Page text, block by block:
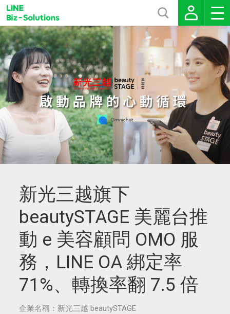
新光三越旗下
beautySTAGE 美麗台推
動 e 美容顧問 OMO 服
務，LINE OA 綁定率
71%、轉換率翻 7.5 倍
企業名稱：新光三越 beautySTAGE